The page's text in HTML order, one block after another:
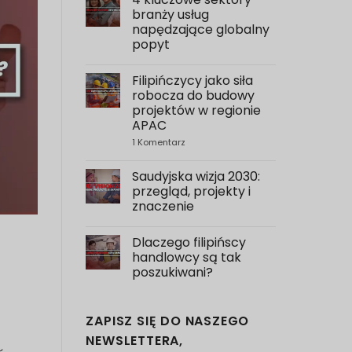
temat
7
Reasons
Why
You
Filipino
Dispatch
Personnel
to
Japan
branży usług
napędzające globalny
popyt
na
temat
4
Key
Service
Industry
Sectors
Demand
Filipińczycy jako siła
robocza do budowy
projektów w regionie
APAC
1 Komentarz
as
Manpower
for
Construction
of
Saudyjska wizja 2030:
przegląd, projekty i
znaczenie
na
temat
Saudi
Vision
2030:
&
Importance
Dlaczego filipińscy
handlowcy są tak
poszukiwani?
temat
What
Makes
ZAPISZ SIĘ DO NASZEGO
NEWSLETTERA,